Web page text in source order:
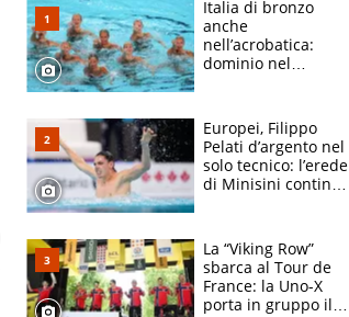
Italia di bronzo
anche
nell’acrobatica:
dominio nel
e compagni
continuare
Europei, Filippo
Pelati d’argento nel
solo tecnico: l’erede
di Minisini continua
mirino
La “Viking Row”
sbarca al Tour de
France: la Uno-X
porta in gruppo il